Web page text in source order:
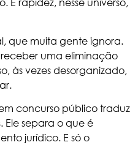
que muita gente ignora.
uma eliminação
às vezes desorganizado,
concurso público traduz
Ele separa o que é
jurídico. E só o